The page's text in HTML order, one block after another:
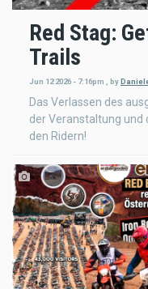
Red Stag:
Trails
Jun 12 2026 - 7:16pm by
Das Verlassen des
der Veranstaltung und
den Ridern!